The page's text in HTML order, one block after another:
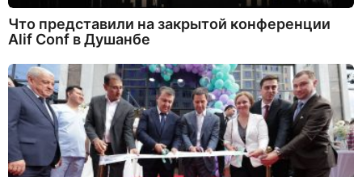
Что представили на закрытой конференции
Alif Conf в Душанбе